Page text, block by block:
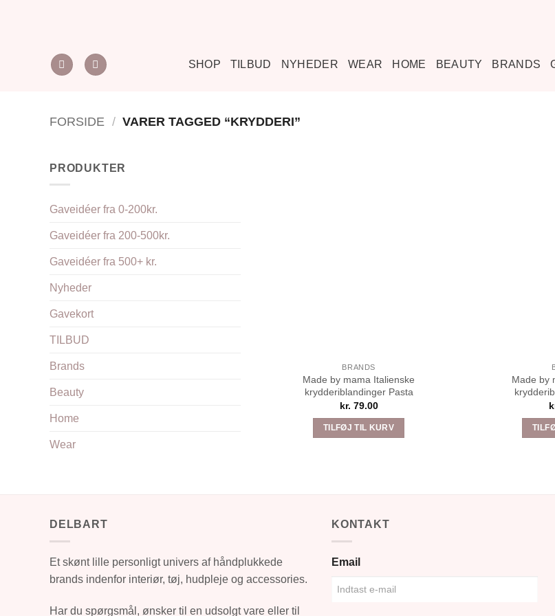
SHOP
TILBUD NYHEDER WEAR HOME BEAUTY BRANDS
FORSIDE / VARER TAGGED “KRYDDERI”
PRODUKTER
Gaveidéer fra 0-200kr.
Gaveidéer fra 200-500kr.
Gaveidéer fra 500+ kr.
Nyheder
Gavekort
TILBUD
Brands
Beauty
Home
Wear
BRANDS
Made by mama Italienske
krydderiblandinger Pasta
kr. 79.00
TILFØJ TIL KURV
Made by
DELBART
Et skønt lille personligt univers af håndplukkede
brands indenfor interiør, tøj, hudpleje og accessories.
Har du spørgsmål, ønsker til en udsolgt vare eller til
KONTAKT
Email